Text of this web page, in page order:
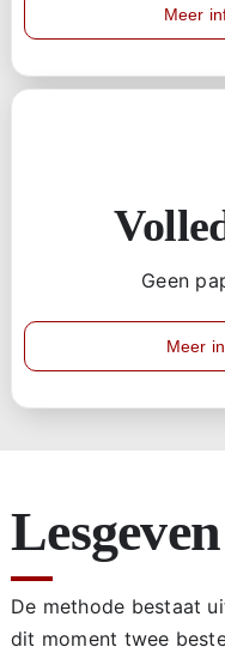
Meer
Geen
Meer
De methode bestaat
dit moment twee